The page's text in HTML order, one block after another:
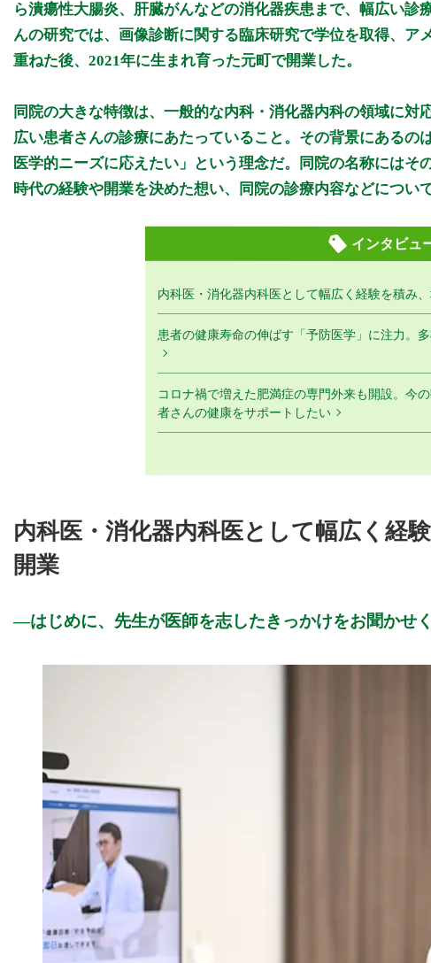
ら潰瘍性大腸炎、肝臓がんなどの消化器疾患まで、幅広い
んの研究では、画像診断に関する臨床研究で学位を取得、
重ねた後、2021年に生まれ育った元町で開業した。
同院の大きな特徴は、一般的な内科・消化器内科の領域に
広い患者さんの診療にあたっていること。その背景にあるの
医学的ニーズに応えたい」という理念だ。同院の名称には
時代の経験や開業を決めた想い、同院の診療内容などについ
インタビュ
内科医・消化器内科医として幅広く経験を積み
患者の健康寿命の伸ばす「予防医学」に注力。
コロナ禍で増えた肥満症の専門外来も開設。今
者さんの健康をサポートしたい
内科医・消化器内科医として幅広く経
開業
はじめに、先生が医師を志したきっかけをお聞かせく